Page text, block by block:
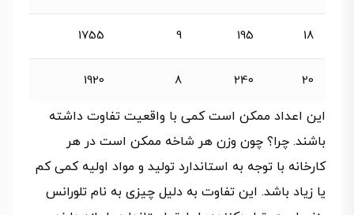
18
195
9
1755
20
240
8
1920
این اعداد ممکن است کمی با واقعیت تفاوت داشته
باشند. چرا؟ چون وزن هر شاخه ممکن است در هر
کارخانه با توجه به استاندارد تولید و مواد اولیه کمی کم
یا زیاد باشد. این تفاوت به دلیل چیزی به نام تلورانس